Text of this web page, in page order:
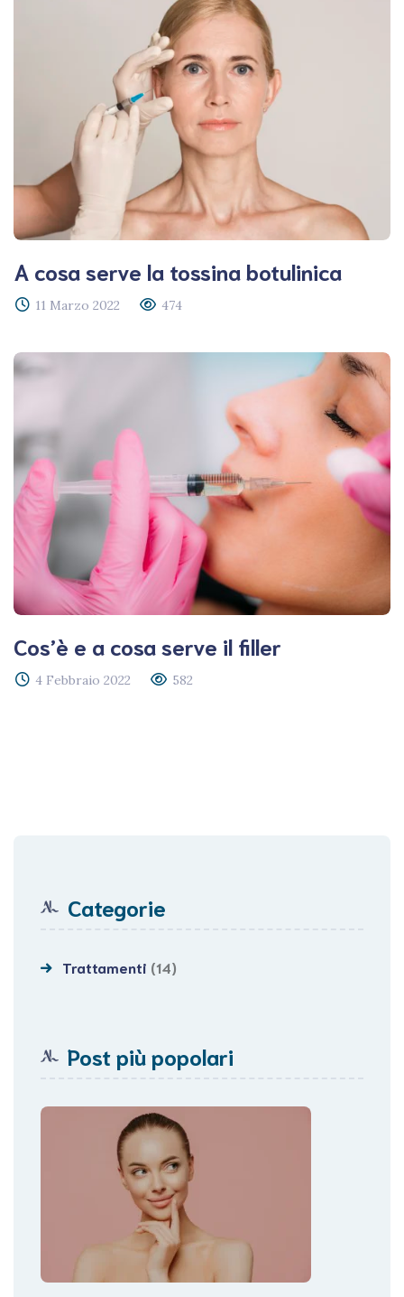
A cosa serve la tossina botulinica
11 Marzo 2022 474
Cos’è e a cosa serve il filler
4 Febbraio 2022 582
Categorie
Trattamenti (14)
Post più popolari